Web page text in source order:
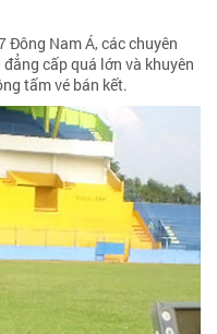
Nam Á, các chuyên
cấp quá lớn và khuyên
tấm vé bán kết.